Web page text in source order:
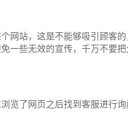
网站，这是不能够吸引顾客
一些无效的宣传，千万不要
览了网页之后找到客服进行